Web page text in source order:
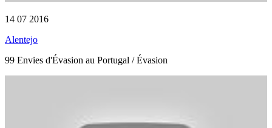
14 07 2016
Alentejo
99 Envies d'Évasion au Portugal / Évasion